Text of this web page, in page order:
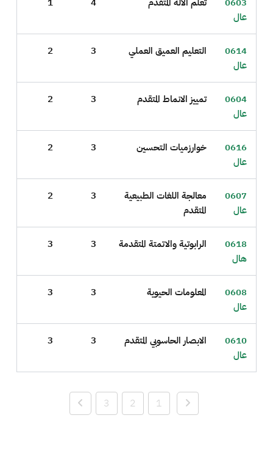
عال
0614
عال
التعليم العميق العملي 3
2
0604
عال
تمييز الانماط المتقدم 3
2
0616
عال
خوارزميات التحسين 3
2
0607
عال
معالجة اللغات الطبيعية
المتقدم
3
2
0618
هال
الرابوتية والاتمتة المتقدمة 3
3
0608
عال
المعلومات الحيوية 3
3
0610
عال
الابصار الحاسوبي المتقدم 3
3
1
2
3